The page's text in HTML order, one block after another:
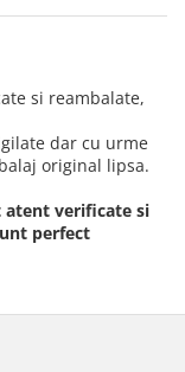
si reambalate,
dar cu urme
original lipsa.
atent verificate si
perfect